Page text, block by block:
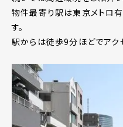
物件最寄り駅は東京メトロ
す。
駅からは徒歩9分ほどでアク